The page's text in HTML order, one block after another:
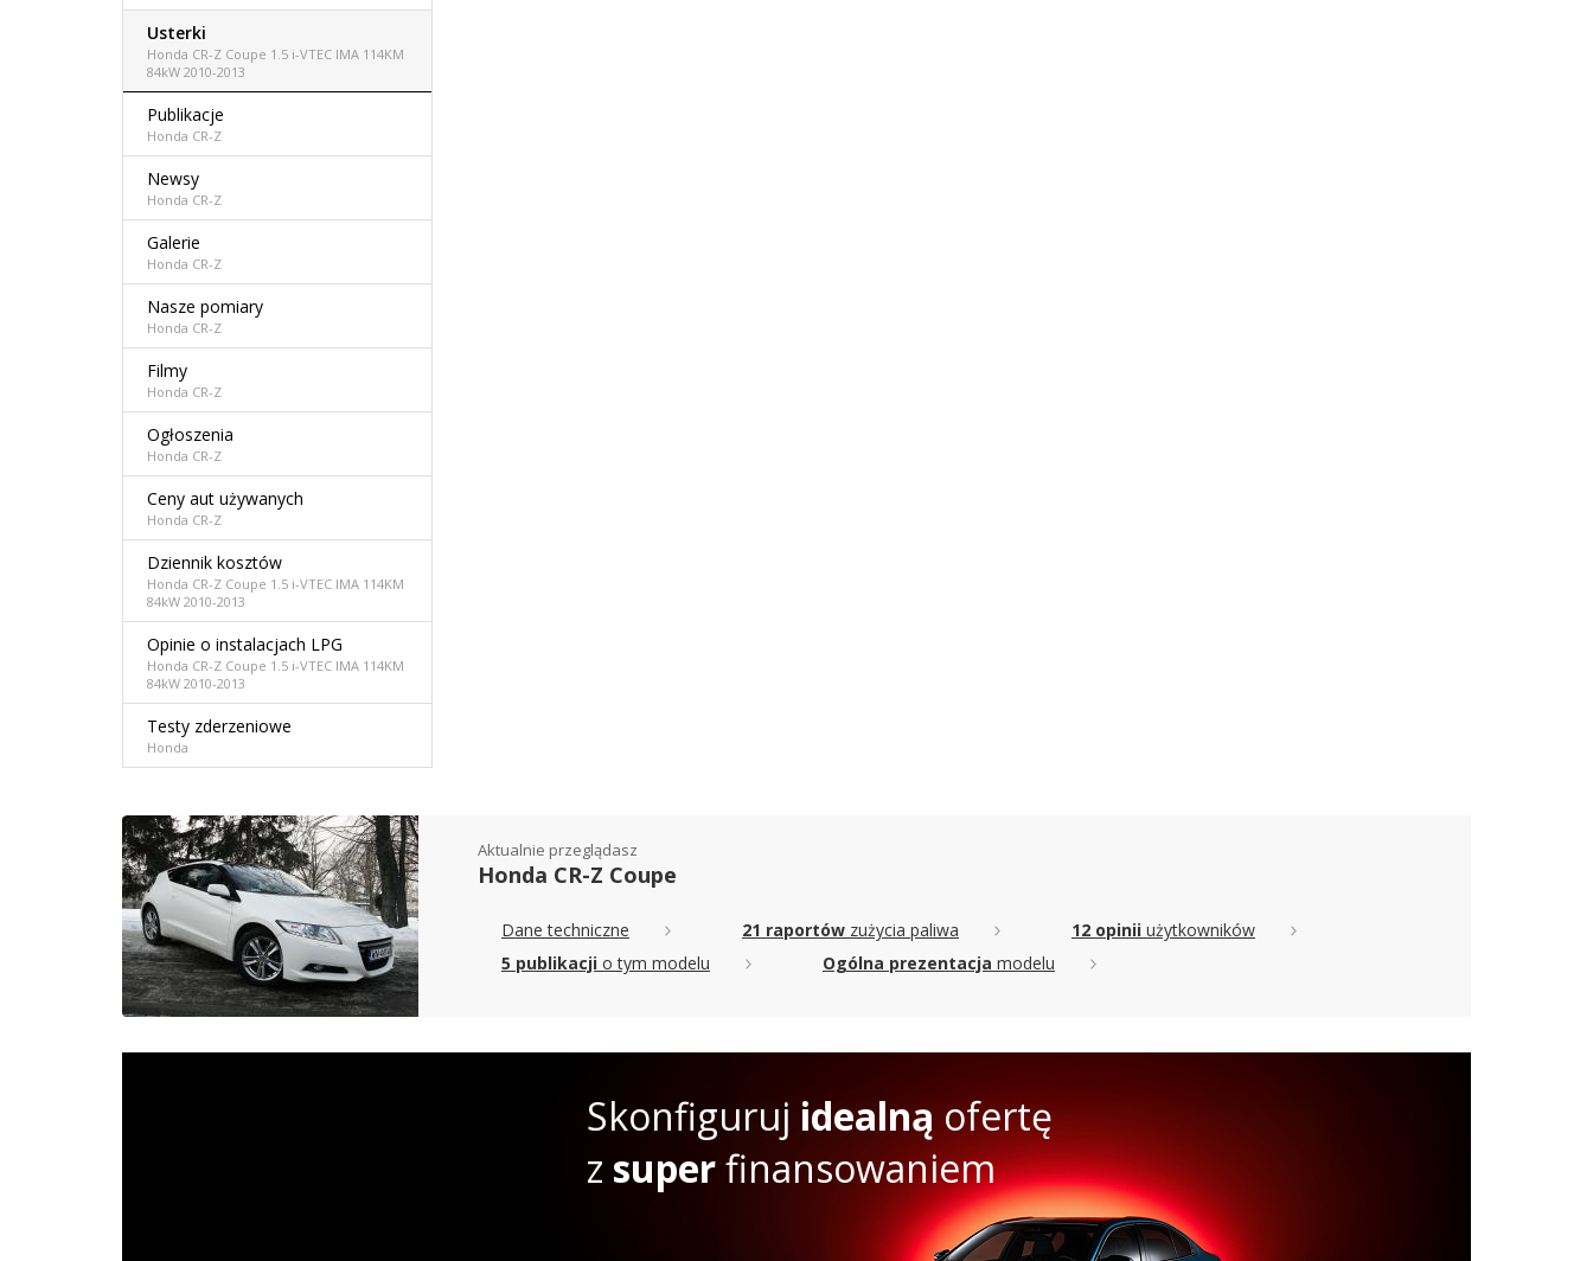
Usterki
Honda CR-Z Coupe 1.5 i-VTEC IMA 114KM
84kW 2010-2013
Publikacje
Honda CR-Z
Newsy
Honda CR-Z
Galerie
Honda CR-Z
Nasze pomiary
Honda CR-Z
Filmy
Honda CR-Z
Ogłoszenia
Honda CR-Z
Ceny aut używanych
Honda CR-Z
Dziennik kosztów
Honda CR-Z Coupe 1.5 i-VTEC IMA 114KM
84kW 2010-2013
Opinie o instalacjach LPG
Honda CR-Z Coupe 1.5 i-VTEC IMA 114KM
84kW 2010-2013
Testy zderzeniowe
Honda
Aktualnie przeglądasz
Honda CR-Z Coupe
Dane techniczne 21 raportów zużycia paliwa 12 opinii użytkowników
5 publikacji o tym modelu Ogólna prezentacja modelu
Skonfiguruj idealną ofertę
z superfinansowaniem